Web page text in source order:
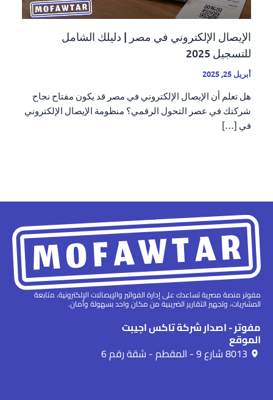
الإيصال الإلكتروني في مصر | دليلك الشامل
للتسجيل 2025
أبريل 25, 2025
هل تعلم أن الإيصال الإلكتروني في مصر قد يكون مفتاح نجاح
شركتك في عصر التحول الرقمي؟ منظومة الإيصال الإلكتروني
في […]
مفوتر منصة مصرية تساعدك على إدارة الفواتير والإيصالات الإلكترونية، متابعة
المشتريات، وتجهيز التقارير الضريبية من مكان واحد بسهولة وأمان.
مفوتر - اصدار شركة تاكس اجيبت
الموقع
8013 شارع 9 - المقطم - شقة رقم 6